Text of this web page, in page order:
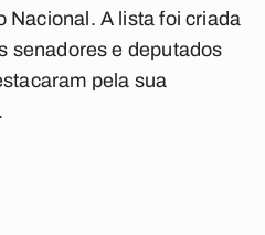
Nacional. A lista foi criada
senadores e deputados
pela sua